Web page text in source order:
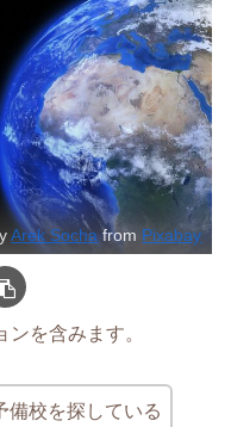
Arek Sochafrom Pixabay
ンを含みます。
備校を探している